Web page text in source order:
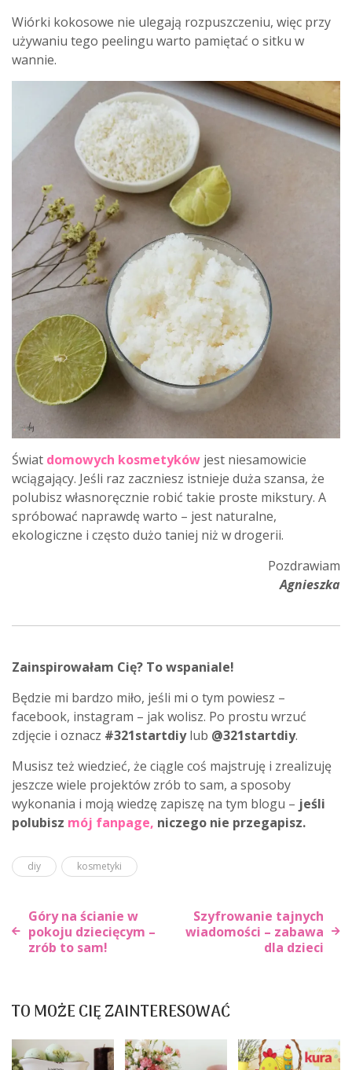
Wiórki kokosowe nie ulegają rozpuszczeniu, więc przy
używaniu tego peelingu warto pamiętać o sitku w
wannie.
Świat domowych kosmetyków jest niesamowicie
wciągający. Jeśli raz zaczniesz istnieje duża szansa, że
polubisz własnoręcznie robić takie proste mikstury. A
spróbować naprawdę warto – jest naturalne,
ekologiczne i często dużo taniej niż w drogerii.
Pozdrawiam
Agnieszka
Zainspirowałam Cię? To wspaniale!
Będzie mi bardzo miło, jeśli mi o tym powiesz –
facebook, instagram – jak wolisz. Po prostu wrzuć
zdjęcie i oznacz #321startdiylub @321startdiy.
Musisz też wiedzieć, że ciągle coś majstruję i zrealizuję
jeszcze wiele projektów zrób to sam, a sposoby
wykonania i moją wiedzę zapiszę na tym blogu – jeśli
polubisz mój fanpage, niczego nie przegapisz.
diy kosmetyki
Nawigacja
Góry na ścianie w
pokoju dziecięcym –
zrób to sam!
Szyfrowanie tajnych
wiadomości – zabawa
dla dzieci
TO MOŻE CIĘ ZAINTERESOWAĆ